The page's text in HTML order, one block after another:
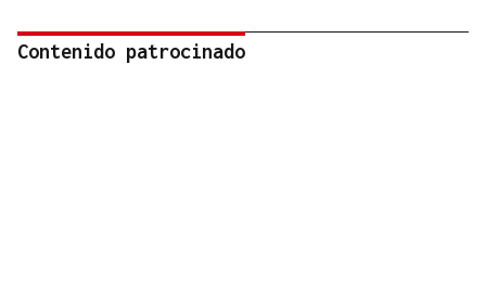
Contenido patrocinado